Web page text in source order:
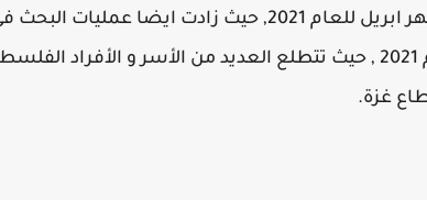
القطرية 100 دولار وذلك للدفعة الجديدة عن شهر ابريل للعام
منحة قطر فحص 100 دولار عن شهر ابريل لعام 2021 , حيث تتطلع العديد من
غزة.